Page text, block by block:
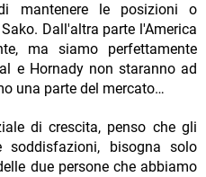
mantenere le posizioni o
Dall'altra parte l'America
ma siamo perfettamente
e Hornady non staranno ad
una parte del mercato…
di crescita, penso che gli
bisogna solo
due persone che abbiamo